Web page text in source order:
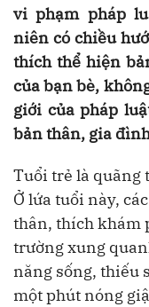
vi phạm pháp
niên có chiều
thích thể hiện
của bạn bè,
giới của pháp
bản thân, gia
Tuổi trẻ là quãng
Ở lứa tuổi này,
thân, thích khám
trường xung
năng sống, thiếu
một phút nóng